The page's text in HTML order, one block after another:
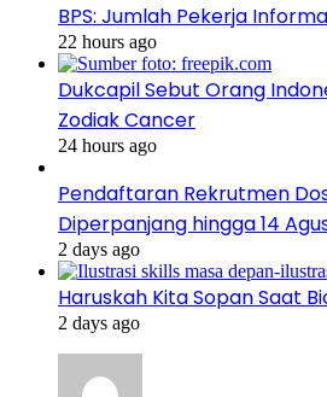
BPS: Jumlah Pekerja
22 hours ago
Dukcapil Sebut Orang
Zodiak Cancer
24 hours ago
Pendaftaran Rekrutmen
Diperpanjang hingga 14
2 days ago
Haruskah Kita Sopan Saat
2 days ago